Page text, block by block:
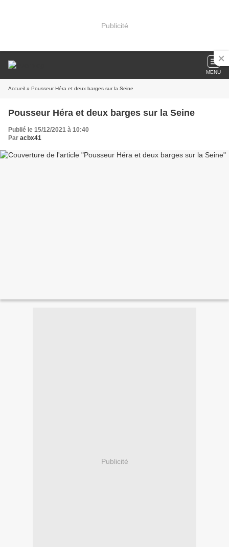
Publicité
MENU
Accueil » Pousseur Héra et deux barges sur la Seine
Pousseur Héra et deux barges sur la Seine
Publié le 15/12/2021 à 10:40
Par acbx41
Publicité